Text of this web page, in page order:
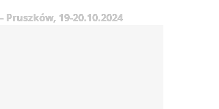
19-20.10.2024